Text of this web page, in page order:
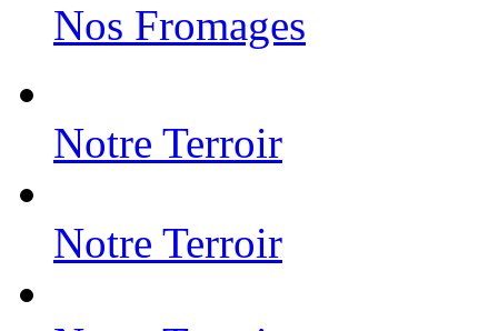
Nos Fromages
Notre Terroir
Notre Terroir